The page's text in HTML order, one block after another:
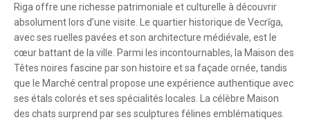
Riga offre une richesse patrimoniale et culturelle à découvrir
absolument lors d’une visite. Le quartier historique de Vecrīga,
avec ses ruelles pavées et son architecture médiévale, est le
cœur battant de la ville. Parmi les incontournables, la Maison des
Têtes noires fascine par son histoire et sa façade ornée, tandis
que le Marché central propose une expérience authentique avec
ses étals colorés et ses spécialités locales. La célèbre Maison
des chats surprend par ses sculptures félines emblématiques.